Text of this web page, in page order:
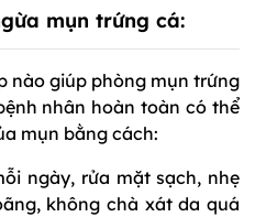
mụn trứng cá:
nào giúp phòng mụn trứng
nhân hoàn toàn có thể
mụn bằng cách:
ngày, rửa mặt sạch, nhẹ
không chà xát da quá